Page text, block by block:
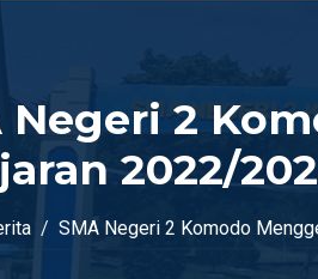
Negeri 2
2022/
SMA Negeri 2 Komodo